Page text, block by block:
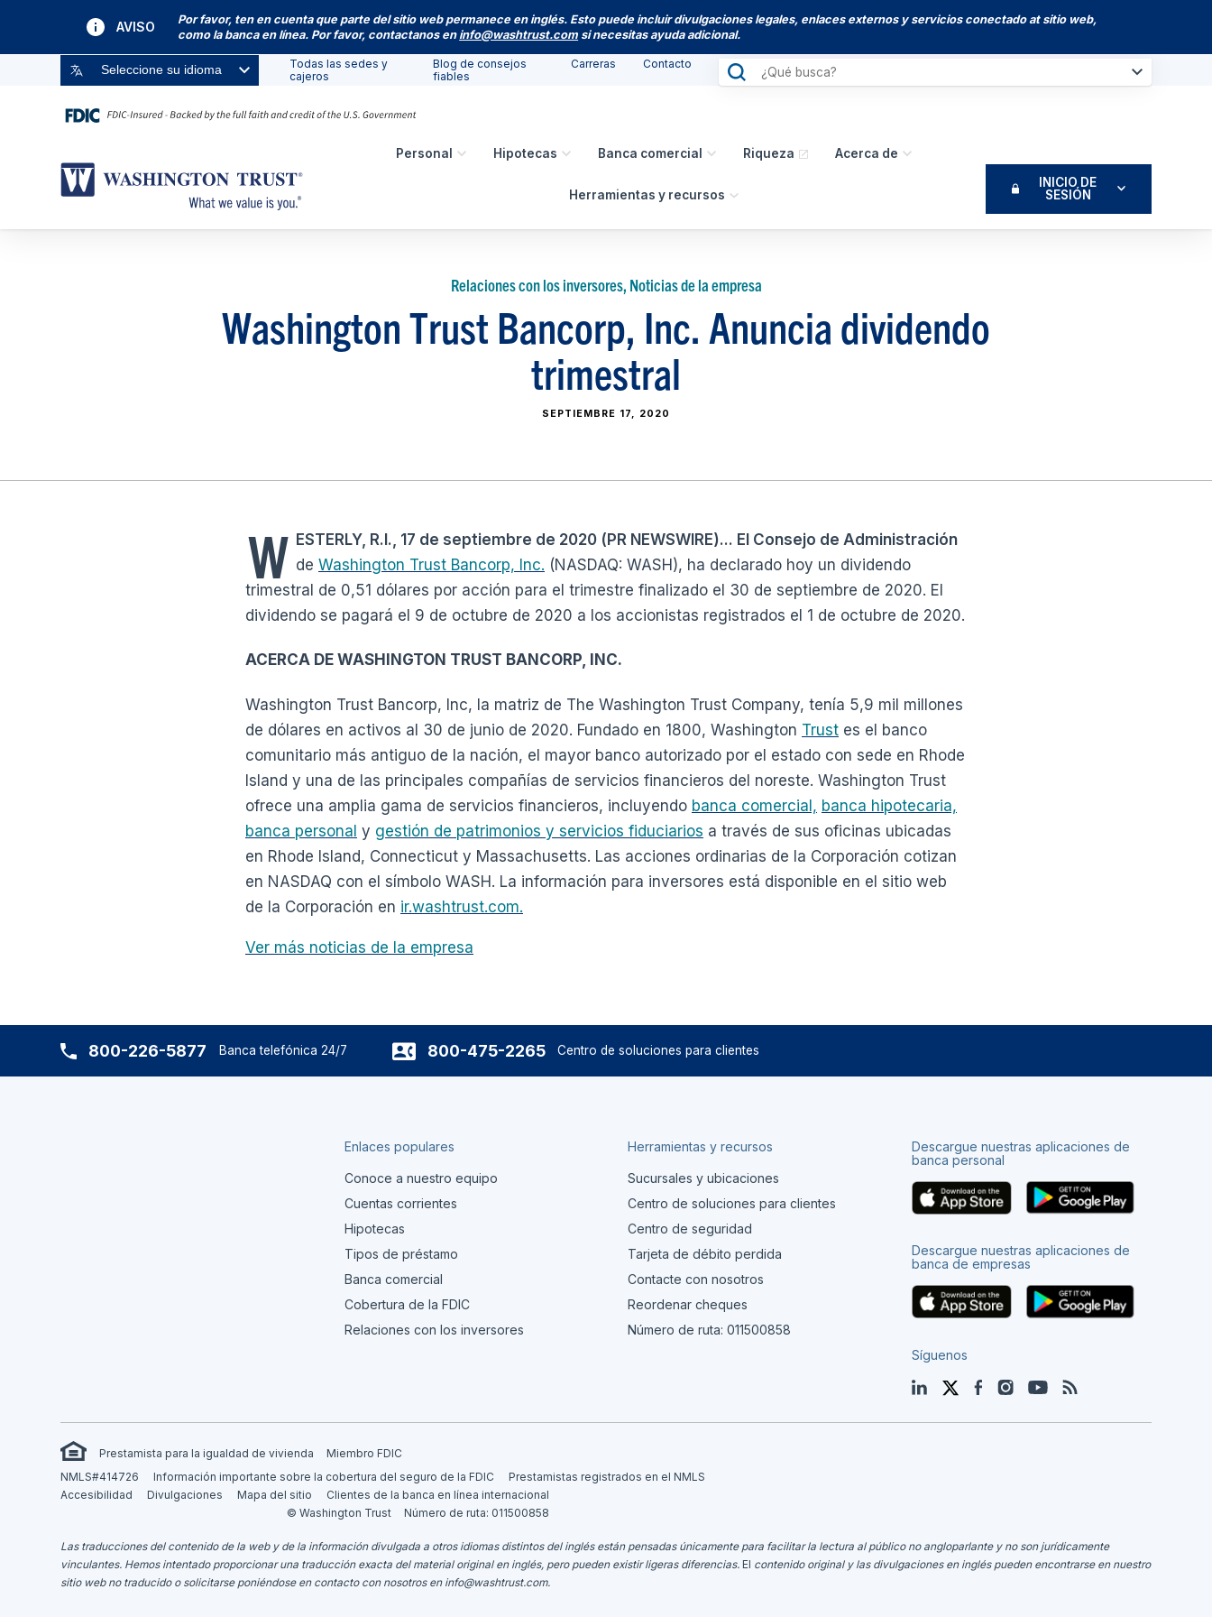
AVISO
Por favor, ten en cuenta que parte del sitio web permanece en inglés. Esto puede incluir divulgaciones legales, enlaces externos y servicios conectado at sitio web,
como la banca en línea. Por favor, contactanos en info@washtrust.com si necesitas ayuda adicional.
Seleccione su idioma
Todas las sedes y
cajeros
Blog de consejos
fiables
Carreras Contacto
Personal Hipotecas Banca comercial Riqueza Acerca de
Herramientas y recursos
INICIO DE
SESIÓN
Relaciones con los inversores, Noticias de la empresa
Washington Trust Bancorp, Inc. Anuncia dividendo
trimestral
SEPTIEMBRE 17, 2020
W ESTERLY, R.I., 17 de septiembre de 2020 (PR NEWSWIRE)... El Consejo de Administración
de Washington Trust Bancorp, Inc. (NASDAQ: WASH), ha declarado hoy un dividendo
trimestral de 0,51 dólares por acción para el trimestre finalizado el 30 de septiembre de 2020. El
dividendo se pagará el 9 de octubre de 2020 a los accionistas registrados el 1 de octubre de 2020.
ACERCA DE WASHINGTON TRUST BANCORP, INC.
Washington Trust Bancorp, Inc, la matriz de The Washington Trust Company, tenía 5,9 mil millones
de dólares en activos al 30 de junio de 2020. Fundado en 1800, Washington Trust es el banco
comunitario más antiguo de la nación, el mayor banco autorizado por el estado con sede en Rhode
Island y una de las principales compañías de servicios financieros del noreste. Washington Trust
ofrece una amplia gama de servicios financieros, incluyendo banca comercial, banca hipotecaria,
banca personal y gestión de patrimonios y servicios fiduciarios a través de sus oficinas ubicadas
en Rhode Island, Connecticut y Massachusetts. Las acciones ordinarias de la Corporación cotizan
en NASDAQ con el símbolo WASH. La información para inversores está disponible en el sitio web
de la Corporación en ir.washtrust.com.
Ver más noticias de la empresa
800-226-5877 Banca telefónica 24/7 800-475-2265 Centro de soluciones para clientes
Enlaces populares
Conoce a nuestro equipo
Cuentas corrientes
Hipotecas
Tipos de préstamo
Banca comercial
Cobertura de la FDIC
Relaciones con los inversores
Herramientas y recursos
Sucursales y ubicaciones
Centro de soluciones para clientes
Centro de seguridad
Tarjeta de débito perdida
Contacte con nosotros
Reordenar cheques
Número de ruta: 011500858
Descargue nuestras aplicaciones de
banca personal
Descargue nuestras aplicaciones de
banca de empresas
Síguenos
LinkedInTwitterFacebook
InstagramYouTube
Blog
Prestamista para la igualdad de vivienda
Miembro FDIC
NMLS#414726
Información importante sobre la cobertura del seguro de la FDIC
Prestamistas registrados en el NMLS
Accesibilidad
Divulgaciones Mapa del sitio
Clientes de la banca en línea internacional
© Washington Trust
Número de ruta: 011500858
Las traducciones del contenido de la web y de la información divulgada a otros idiomas distintos del inglés están pensadas únicamente para facilitar la lectura al público no angloparlante y no son jurídicamente
vinculantes. Hemos intentado proporcionar una traducción exacta del material original en inglés, pero pueden existir ligeras diferencias. El contenido original y las divulgaciones en inglés pueden encontrarse en nuestro
sitio web no traducido o solicitarse poniéndose en contacto con nosotros en info@washtrust.com.